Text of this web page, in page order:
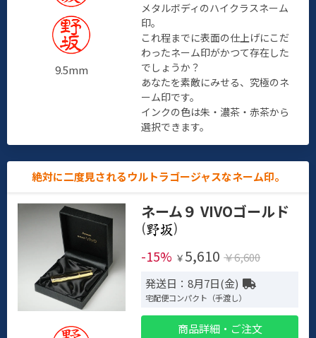
9.5mm
メタルボディのハイクラスネーム
印。
これ程までに表面の仕上げにこだ
わったネーム印がかつて存在した
でしょうか？
あなたを素敵にみせる、究極のネ
ーム印です。
インクの色は朱・濃茶・赤茶から
選択できます。
絶対に二度見されるウルトラゴージャスなネーム印。
ネーム９ VIVOゴールド
(
)
-15% ￥ 5,610 ￥6,600
発送日：8月7日(金)
宅配便コンパクト（手渡し）
商品詳細・ご注文